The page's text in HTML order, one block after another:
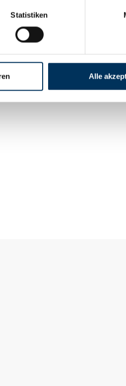
Statistiken
Alle